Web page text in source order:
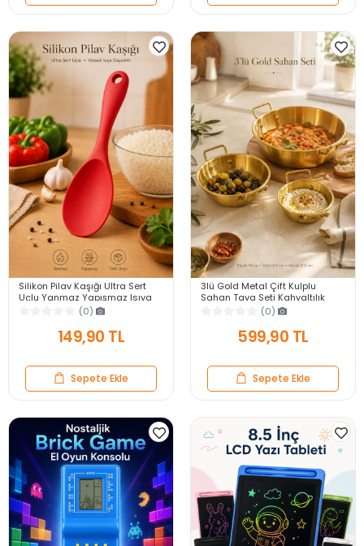
Silikon Pilav Kaşığı Ultra Sert
Uçlu Yanmaz Yapışmaz Isıya
Dayanıklı Kırmızı Servis Yemek
(0)
149,90 TL
Sepete Ekle
3lü Gold Metal Çift Kulplu
Sahan Tava Seti Kahvaltılık
Meze Menemen Mutfak Sofra
Sunum Kabı Seti
(0)
599,90 TL
Sepete Ekle